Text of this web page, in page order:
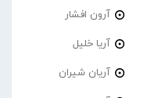
آرون افشار
آریا خلیل
آریان شیران